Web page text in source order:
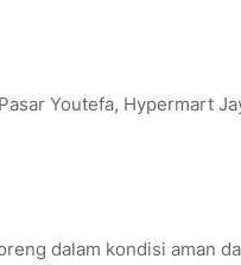
Youtefa, Hypermart
dalam kondisi aman